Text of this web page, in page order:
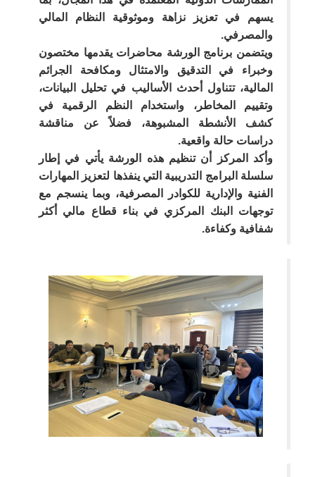
يسهم في تعزيز نزاهة وموثوقية النظام المالي
والمصرفي.
ويتضمن برنامج الورشة محاضرات يقدمها مختصون
وخبراء في التدقيق والامتثال ومكافحة الجرائم
المالية، تتناول أحدث الأساليب في تحليل البيانات،
وتقييم المخاطر، واستخدام النظم الرقمية في
كشف الأنشطة المشبوهة، فضلاً عن مناقشة
دراسات حالة واقعية.
وأكد المركز أن تنظيم هذه الورشة يأتي في إطار
سلسلة البرامج التدريبية التي ينفذها لتعزيز المهارات
الفنية والإدارية للكوادر المصرفية، وبما ينسجم مع
توجهات البنك المركزي في بناء قطاع مالي أكثر
شفافية وكفاءة.